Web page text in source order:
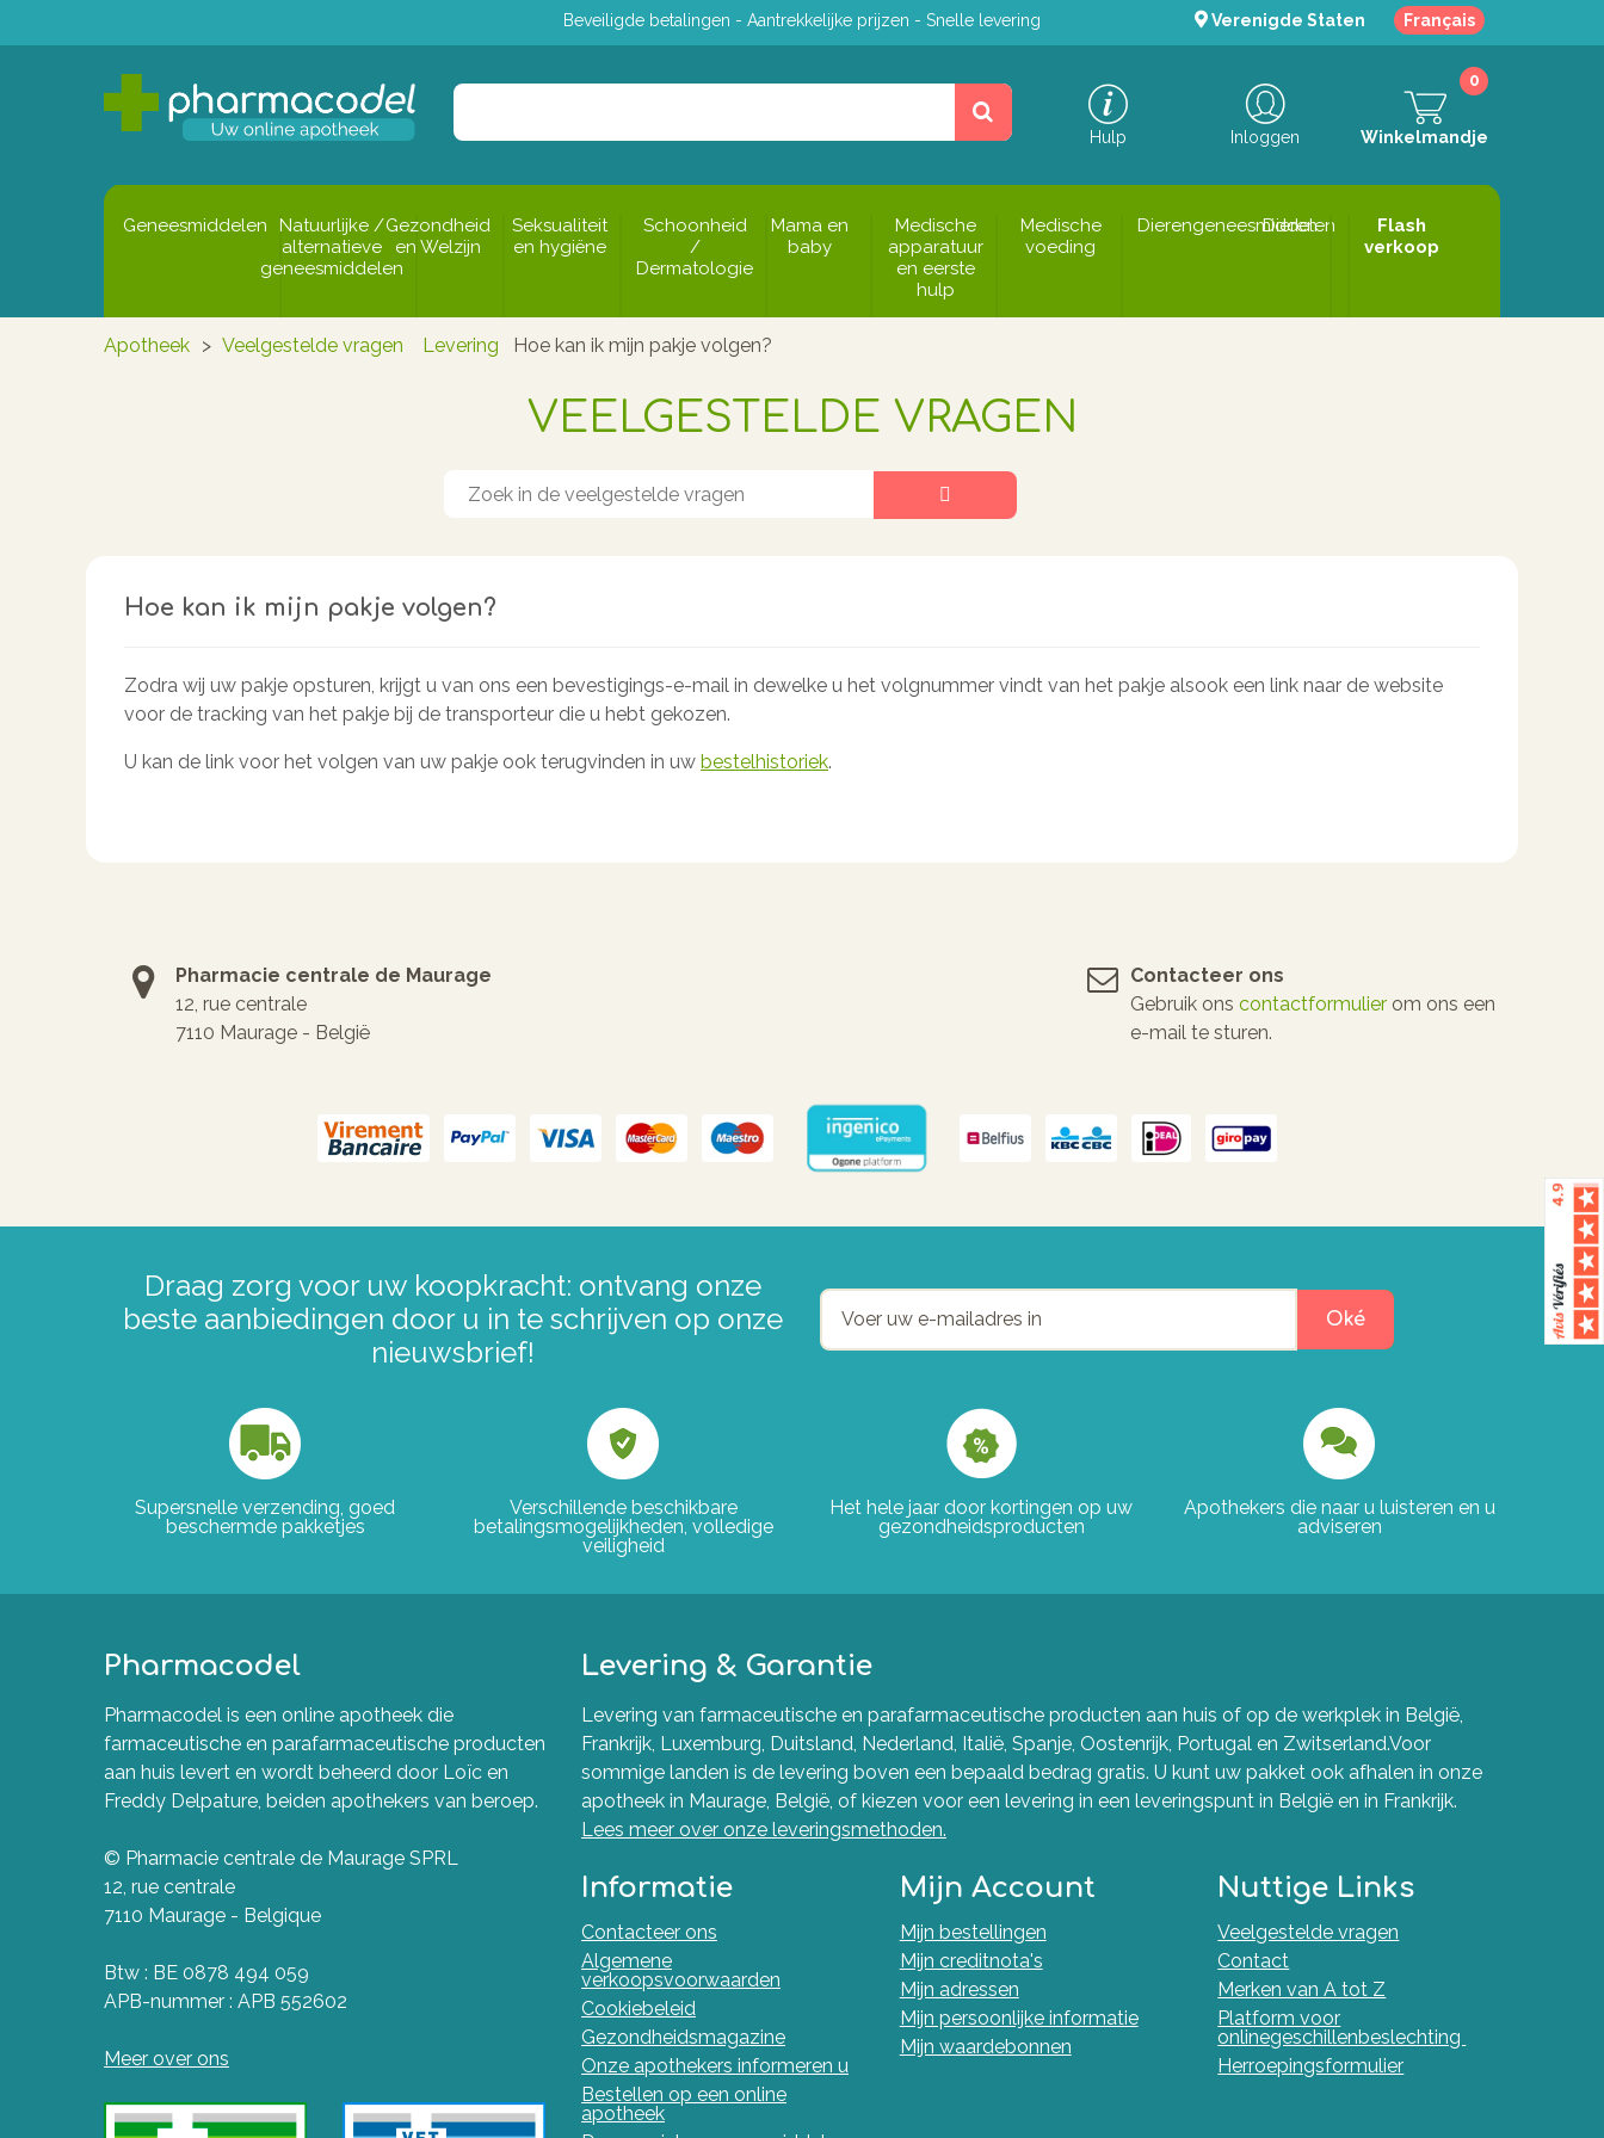
Beveiligde betalingen - Aantrekkelijke prijzen - Snelle levering Verenigde Staten Français
Hulp Inloggen Winkelmandje
0
Geneesmiddelen
Natuurlijke /
alternatieve
geneesmiddelen
Gezondheid
en Welzijn
Seksualiteit
en hygiëne
Schoonheid
/
Dermatologie
Mama en
baby
Medische
apparatuur
en eerste
hulp
Medische
voeding
Dierengeneesmiddelen
Dieren
Flash
verkoop
Apotheek > Veelgestelde vragen Levering Hoe kan ik mijn pakje volgen?
VEELGESTELDE VRAGEN
Hoe kan ik mijn pakje volgen?
Zodra wij uw pakje opsturen, krijgt u van ons een bevestigings-e-mail in dewelke u het volgnummer vindt van het pakje alsook een link naar de website
voor de tracking van het pakje bij de transporteur die u hebt gekozen.
U kan de link voor het volgen van uw pakje ook terugvinden in uw bestelhistoriek.
Pharmacie centrale de Maurage
12, rue centrale
7110 Maurage - België
Contacteer ons
Gebruik ons contactformulier om ons een
e-mail te sturen.
Draag zorg voor uw koopkracht: ontvang onze
beste aanbiedingen door u in te schrijven op onze
nieuwsbrief!
Oké
Supersnelle verzending, goed
beschermde pakketjes
Verschillende beschikbare
betalingsmogelijkheden, volledige
veiligheid
Het hele jaar door kortingen op uw
gezondheidsproducten
Apothekers die naar u luisteren en u
adviseren
Pharmacodel
Pharmacodel is een online apotheek die
farmaceutische en parafarmaceutische producten
aan huis levert en wordt beheerd door Loïc en
Freddy Delpature, beiden apothekers van beroep.
© Pharmacie centrale de Maurage SPRL
12, rue centrale
7110 Maurage - Belgique
Btw : BE 0878 494 059
APB-nummer : APB 552602
Meer over ons
Levering & Garantie
Levering van farmaceutische en parafarmaceutische producten aan huis of op de werkplek in België,
Frankrijk, Luxemburg, Duitsland, Nederland, Italië, Spanje, Oostenrijk, Portugal en Zwitserland.Voor
sommige landen is de levering boven een bepaald bedrag gratis. U kunt uw pakket ook afhalen in onze
apotheek in Maurage, België, of kiezen voor een levering in een leveringspunt in België en in Frankrijk.
Lees meer over onze leveringsmethoden.
Informatie
Contacteer ons
Algemene
verkoopsvoorwaarden
Cookiebeleid
Gezondheidsmagazine
Onze apothekers informeren u
Bestellen op een online
apotheek
Mijn Account
Mijn bestellingen
Mijn creditnota's
Mijn adressen
Mijn persoonlijke informatie
Mijn waardebonnen
Nuttige Links
Veelgestelde vragen
Contact
Merken van A tot Z
Platform voor
onlinegeschillenbeslechting
Herroepingsformulier